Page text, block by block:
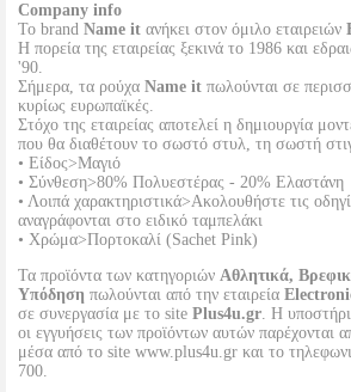
Company info
Το brand Name it ανήκει στον όμιλο εταιρειών
Η πορεία της εταιρείας ξεκινά το 1986 και
'90.
Σήμερα, τα ρούχα Name it πωλούνται σε
κυρίως ευρωπαϊκές.
Στόχο της εταιρείας αποτελεί η δημιουργία
που θα διαθέτουν το σωστό στυλ, τη σωστή
• Είδος>Μαγιό
• Σύνθεση>80% Πολυεστέρας - 20% Ελαστάνη
• Λοιπά χαρακτηριστικά>Ακολουθήστε τις
αναγράφονται στο ειδικό ταμπελάκι
• Χρώμα>Πορτοκαλί (Sachet Pink)
Τα προϊόντα των κατηγοριών Αθλητικά,
Υπόδηση πωλούνται από την εταιρεία
σε συνεργασία με το site Plus4u.gr. Η
οι εγγυήσεις των προϊόντων αυτών παρέχονται
μέσα από το site www.plus4u.gr και το
700.